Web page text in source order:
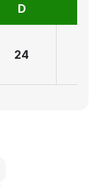
D
24